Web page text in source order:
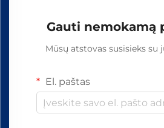
Gauti nemokamą
Mūsų atstovas susisieks su
El. paštas